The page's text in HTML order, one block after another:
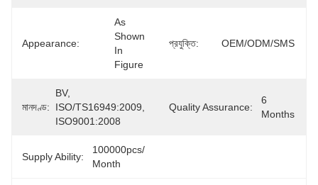
Appearance:
As
Shown
In
Figure
প্রযুক্তি: OEM/ODM/SMS
মানদণ্ড:
BV,
ISO/TS16949:2009,
ISO9001:2008
Quality Assurance:
6
Months
Supply Ability:
100000pcs/
Month